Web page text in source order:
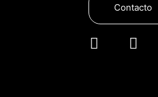
Contacto